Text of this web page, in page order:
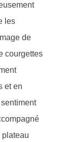
les
de
courgettes
et en
plateau